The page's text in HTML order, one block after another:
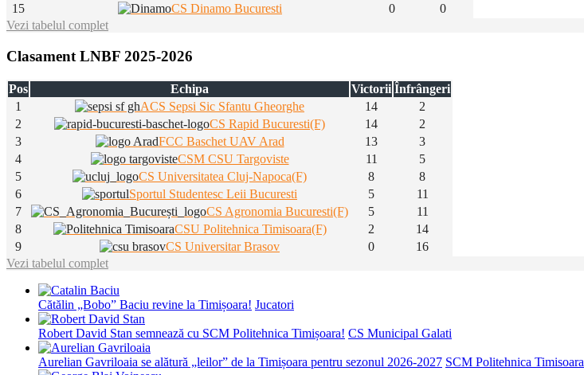
15
CS Dinamo Bucuresti 0
0
Vezi tabelul complet
Clasament LNBF 2025-2026
Pos Echipa Victorii Înfrângeri
1
ACS Sepsi Sic Sfantu Gheorghe 14
2
2
CS Rapid Bucuresti(F) 14
2
3
FCC Baschet UAV Arad 13
3
4
CSM CSU Targoviste 11
5
5
CS Universitatea Cluj-Napoca(F) 8
8
6
Sportul Studentesc Leii Bucuresti 5
11
7
CS Agronomia Bucuresti(F) 5
11
8
CSU Politehnica Timisoara(F) 2
14
9
CS Universitar Brasov 0
16
Vezi tabelul complet
Cătălin „Bobo” Baciu revine la Timișoara! Jucatori
Robert David Stan semnează cu SCM Politehnica Timișoara! CS Municipal Galati
Aurelian Gavriloaia se alătură „leilor” de la Timișoara pentru sezonul 2026-2027 SCM Politehnica Timisoara